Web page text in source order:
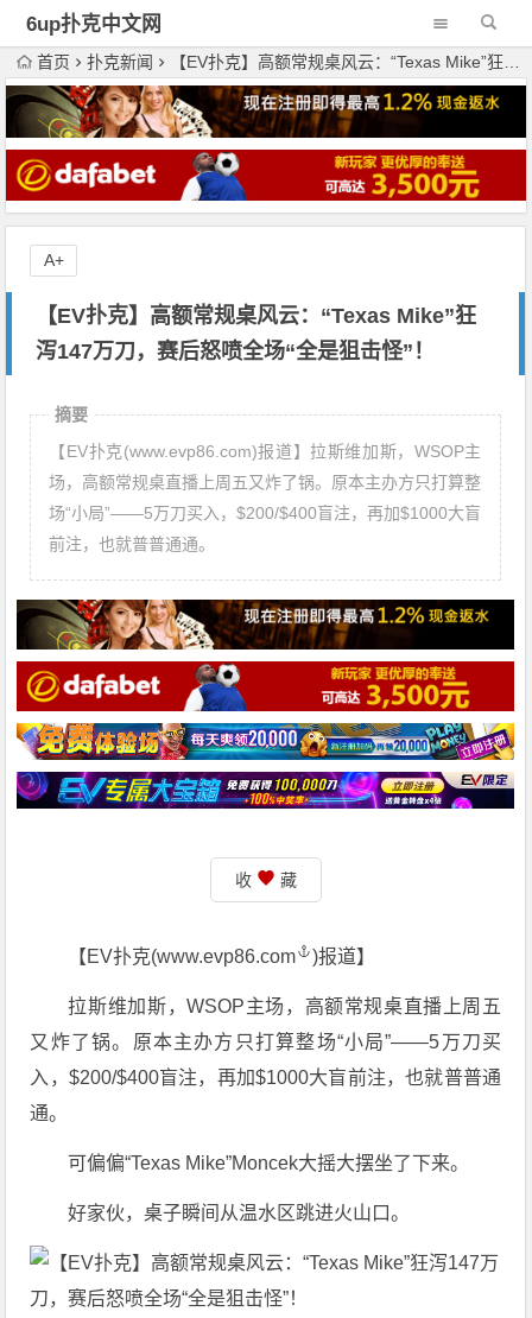
6up扑克中文网
首页 扑克新闻 【EV扑克】高额常规桌风云：“Texas Mike”狂泻147万刀，赛后怒喷全场“全是狙击怪”！
【EV扑克】高额常规桌风云：“Texas Mike”狂
泻147万刀，赛后怒喷全场“全是狙击怪”！
A+
摘要
【EV扑克(www.evp86.com)报道】拉斯维加斯，WSOP主
场，高额常规桌直播上周五又炸了锅。原本主办方只打算整
场“小局”——5万刀买入，$200/$400盲注，再加$1000大盲
前注，也就普普通通。
收 藏
【EV扑克(www.evp86.com )报道】
拉斯维加斯，WSOP主场，高额常规桌直播上周五
又炸了锅。原本主办方只打算整场“小局”——5万刀买
入，$200/$400盲注，再加$1000大盲前注，也就普普通
通。
可偏偏“Texas Mike”Moncek大摇大摆坐了下来。
好家伙，桌子瞬间从温水区跳进火山口。